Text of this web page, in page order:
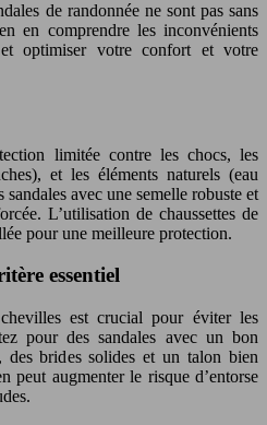
de randonnée ne sont pas sans
en comprendre les inconvénients
optimiser votre confort et votre
limitée contre les chocs, les
et les éléments naturels (eau
avec une semelle robuste et
L’utilisation de chaussettes de
pour une meilleure protection.
essentiel
est crucial pour éviter les
pour des sandales avec un bon
des brides solides et un talon bien
peut augmenter le risque d’entorse